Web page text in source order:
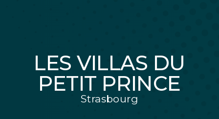
LES VILLAS DU
PETIT PRINCE
Strasbourg